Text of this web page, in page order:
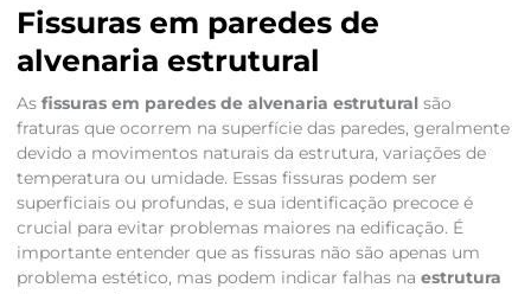
Fissuras em paredes de
alvenaria estrutural
As fissuras em paredes de alvenaria estrutural são
fraturas que ocorrem na superfície das paredes, geralmente
devido a movimentos naturais da estrutura, variações de
temperatura ou umidade. Essas fissuras podem ser
superficiais ou profundas, e sua identificação precoce é
crucial para evitar problemas maiores na edificação. É
importante entender que as fissuras não são apenas um
problema estético, mas podem indicar falhas na estrutura